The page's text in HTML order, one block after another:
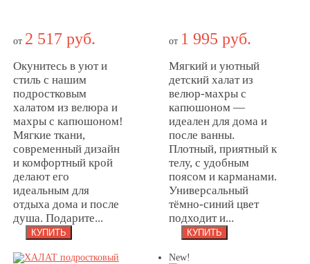
подростковый С
КАПЮШОНОМ
ВЕЛЮР-МАХРА
805
от 2 517 руб.
Окунитесь в уют и
стиль с нашим
подростковым
халатом из велюра и
махры с капюшоном!
Мягкие ткани,
современный дизайн
и комфортный крой
делают его
идеальным для
отдыха дома и после
душа. Подарите...
КАПЮШОНОМ
572
от 1 995 руб.
Мягкий и уютный
детский халат из
велюр-махры с
капюшоном —
идеален для дома и
после ванны.
Плотный, приятный к
телу, с удобным
поясом и карманами.
Универсальный
тёмно-синий цвет
подходит и...
New!